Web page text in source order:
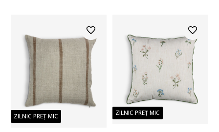
ZILNIC PREȚ MIC ZILNIC PREȚ MIC